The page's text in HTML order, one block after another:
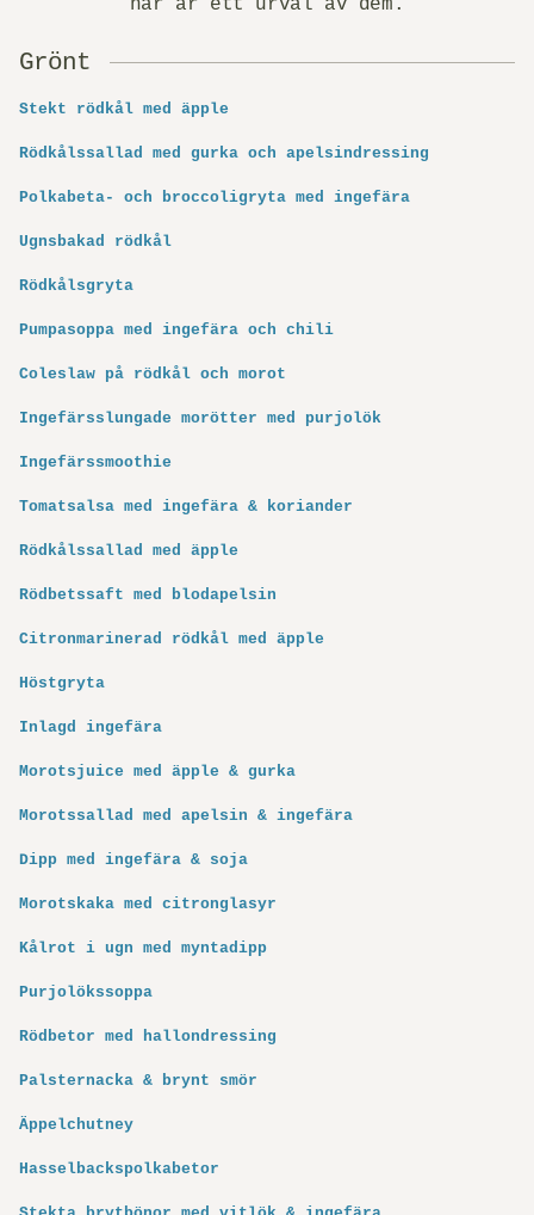
här är ett urval av dem.
Grönt
Stekt rödkål med äpple
Rödkålssallad med gurka och apelsindressing
Polkabeta- och broccoli­gryta med ingefära
Ugnsbakad rödkål
Rödkålsgryta
Pumpasoppa med ingefära och chili
Coleslaw på rödkål och morot
Ingefärsslungade morötter med purjolök
Ingefärssmoothie
Tomatsalsa med ingefära & koriander
Rödkålssallad med äpple
Rödbetssaft med blodapelsin
Citronmarinerad rödkål med äpple
Höstgryta
Inlagd ingefära
Morotsjuice med äpple & gurka
Morotssallad med apelsin & ingefära
Dipp med ingefära & soja
Morotskaka med citronglasyr
Kålrot i ugn med myntadipp
Purjolökssoppa
Rödbetor med hallondressing
Palsternacka & brynt smör
Äppelchutney
Hasselbackspolkabetor